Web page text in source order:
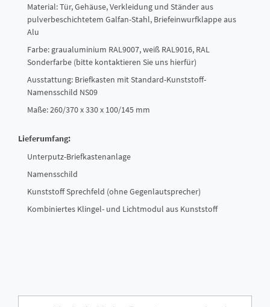
Material: Tür, Gehäuse, Verkleidung und Ständer aus
pulverbeschichtetem Galfan-Stahl, Briefeinwurfklappe aus
Alu
Farbe: graualuminium RAL9007, weiß RAL9016, RAL
Sonderfarbe (bitte kontaktieren Sie uns hierfür)
Ausstattung: Briefkasten mit Standard-Kunststoff-
Namensschild NS09
Maße: 260/370 x 330 x 100/145 mm
Lieferumfang:
Unterputz-Briefkastenanlage
Namensschild
Kunststoff Sprechfeld (ohne Gegenlautsprecher)
Kombiniertes Klingel- und Lichtmodul aus Kunststoff